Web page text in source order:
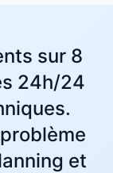
sur 8
24h/24
et